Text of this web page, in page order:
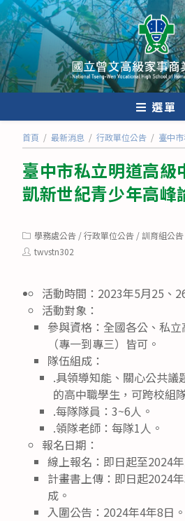
跳
轉
至
主
要
內
選單
首頁 / 最新消息 / 行政單位公告 / 臺中
臺中市私立明道高
凱新世紀青少年高峰
Post
category:
學務處公告 /行政單位公告 /訓育組公告
Posttwvstn302
活動時間：2023年5月25、
活動對象：
參與資格：全國各公、私
（專一到專三）皆可。
隊伍組成：
.具領導知能、關心公共議
的高中職學生，可跨校組
.每隊隊員：3~6人。
.領隊老師：每隊1人。
報名日期：
線上報名：即日起至2024
計畫書上傳：即日起2024
成。
入圍公告：2024年4年8日。